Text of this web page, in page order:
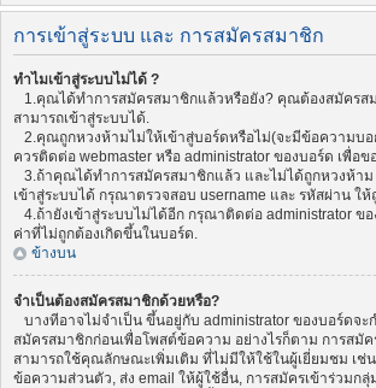
การเข้าสู่ระบบ และ การสมัครสมาชิก
ทำไมเข้าสู่ระบบไม่ได้ ?
1.คุณได้ทำการสมัครสมาชิกแล้วหรือยัง? คุณต้องสมัครส
สามารถเข้าสู่ระบบได้.
2.คุณถูกหวงห้ามไม่ให้เข้าสู่บอร์ดหรือไม่(จะมีข้อความบ
ควรติดต่อ webmaster หรือ administrator ของบอร์ด เพื่อข
3.ถ้าคุณได้ทำการสมัครสมาชิกแล้ว และไม่ได้ถูกหวงห้า
เข้าสู่ระบบได้ กรุณาตรวจสอบ username และ รหัสผ่าน ให้
4.ถ้ายังเข้าสู่ระบบไม่ได้อีก กรุณาติดต่อ administrator ข
ค่าที่ไม่ถูกต้องเกิดขึ้นในบอร์ด.
ข้างบน
จำเป็นต้องสมัครสมาชิกด้วยหรือ?
บางทีอาจไม่จำเป็น ขึ้นอยู่กับ administrator ของบอร์ดจ
สมัครสมาชิกก่อนเพื่อโพสต์ข้อความ อย่างไรก็ตาม การสมั
สามารถใช้คุณลักษณะเพิ่มเติม ที่ไม่มีให้ใช้ในผู้เยี่ยมชม เช่
ข้อความส่วนตัว, ส่ง email ให้ผู้ใช้อื่น, การสมัครเข้าร่วมกลุ่